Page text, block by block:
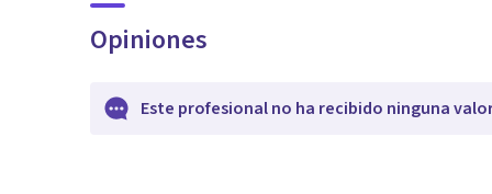
Opiniones
Este profesional no ha recibido ninguna